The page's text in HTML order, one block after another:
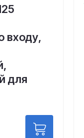
входу,
для